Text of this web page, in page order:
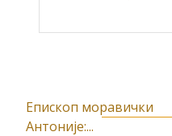
К
Епископ моравички
Антоније:...